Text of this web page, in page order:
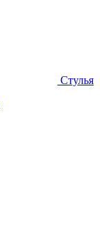
Стулья